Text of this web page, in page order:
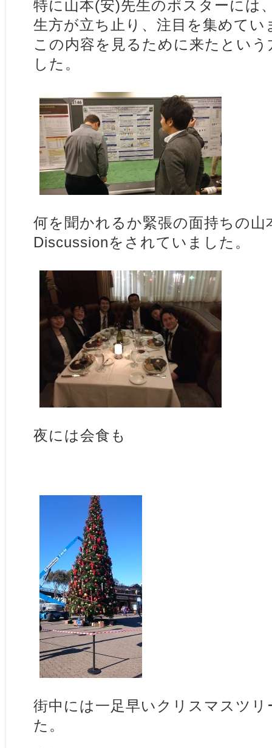
特に山本(安)先生のポスターには
生方が立ち止り、注目を集めてい
この内容を見るために来たとい
した。
何を聞かれるか緊張の面持ちの山
Discussionをされていました。
夜には会食も
街中には一足早いクリスマスツ
た。